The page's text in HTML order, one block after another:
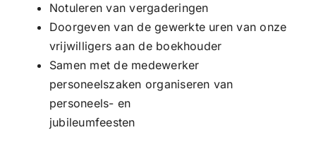
Notuleren van vergaderingen
Doorgeven van de gewerkte uren van onze
vrijwilligers aan de boekhouder
Samen met de medewerker
personeelszaken organiseren van
personeels- en
jubileumfeesten